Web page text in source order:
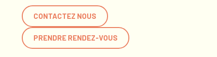
CONTACTEZ NOUS
PRENDRE RENDEZ-VOUS